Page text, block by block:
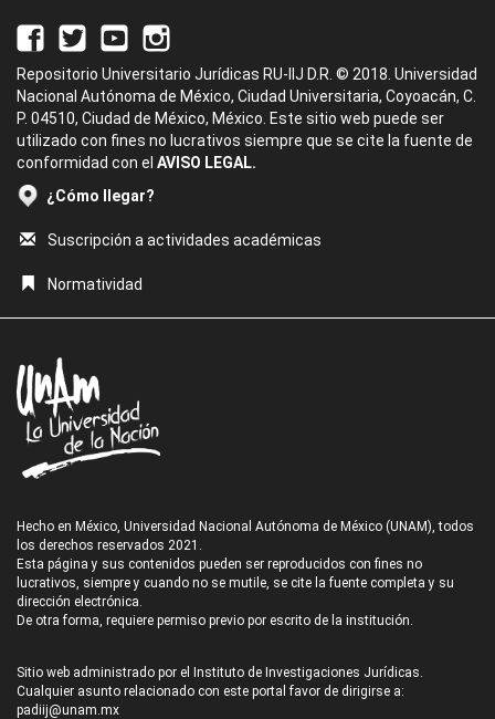
Repositorio Universitario Jurídicas RU-IIJ D.R. © 2018. Universidad
Nacional Autónoma de México, Ciudad Universitaria, Coyoacán, C.
P. 04510, Ciudad de México, México. Este sitio web puede ser
utilizado con fines no lucrativos siempre que se cite la fuente de
conformidad con el AVISO LEGAL.
¿Cómo llegar?
Suscripción a actividades académicas
Normatividad
Hecho en México, Universidad Nacional Autónoma de México (UNAM), todos
los derechos reservados 2021.
Esta página y sus contenidos pueden ser reproducidos con fines no
lucrativos, siempre y cuando no se mutile, se cite la fuente completa y su
dirección electrónica.
De otra forma, requiere permiso previo por escrito de la institución.
Sitio web administrado por el Instituto de Investigaciones Jurídicas.
Cualquier asunto relacionado con este portal favor de dirigirse a:
padiij@unam.mx